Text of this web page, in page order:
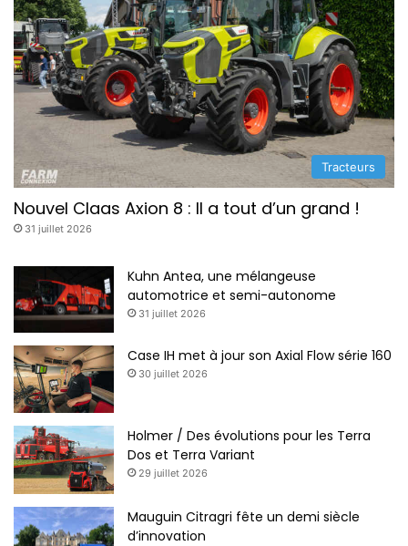
Tracteurs
Nouvel Claas Axion 8 : Il a tout d’un grand !
31 juillet 2026
Kuhn Antea, une mélangeuse
automotrice et semi-autonome
31 juillet 2026
Case IH met à jour son Axial Flow série 160
30 juillet 2026
Holmer / Des évolutions pour les Terra
Dos et Terra Variant
29 juillet 2026
Mauguin Citragri fête un demi siècle
d’innovation